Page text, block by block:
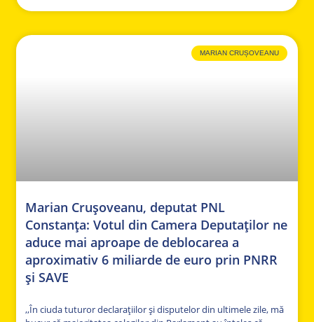
MARIAN CRUȘOVEANU
Marian Crușoveanu, deputat PNL
Constanța: Votul din Camera Deputaților ne
aduce mai aproape de deblocarea a
aproximativ 6 miliarde de euro prin PNRR
și SAVE
,,În ciuda tuturor declarațiilor și disputelor din ultimele zile, mă